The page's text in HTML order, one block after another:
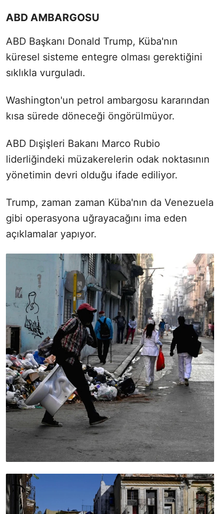
ABD AMBARGOSU
ABD Başkanı Donald Trump, Küba'nın
küresel sisteme entegre olması gerektiğini
sıklıkla vurguladı.
Washington'un petrol ambargosu kararından
kısa sürede döneceği öngörülmüyor.
ABD Dışişleri Bakanı Marco Rubio
liderliğindeki müzakerelerin odak noktasının
yönetimin devri olduğu ifade ediliyor.
Trump, zaman zaman Küba'nın da Venezuela
gibi operasyona uğrayacağını ima eden
açıklamalar yapıyor.